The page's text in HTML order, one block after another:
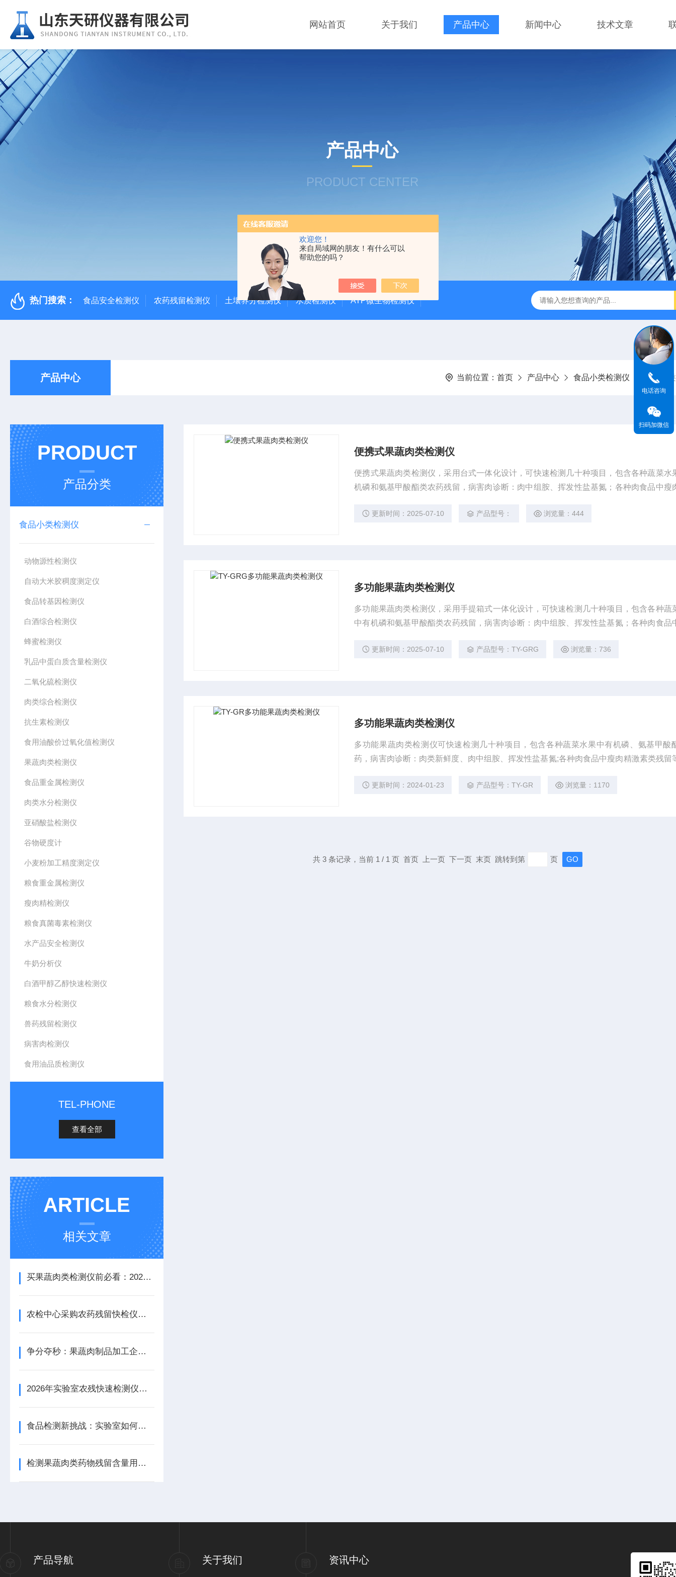
欢迎您！
来自局域网的朋友！有什么可以
帮助您的吗？
网站首页 关于我们 产品中心 新闻中心 技术文章
产品中心
PRODUCT CENTER
热门搜索： 食品安全检测仪 农药残留检测仪 土壤养分检测仪 水质检测仪 ATP微生物检测仪
产品中心 当前位置： 首页 产品中心 食品小类检测仪 果蔬肉
PRODUCT
产品分类
食品小类检测仪
动物源性检测仪
自动大米胶稠度测定仪
食品转基因检测仪
白酒综合检测仪
蜂蜜检测仪
乳品中蛋白质含量检测仪
二氧化硫检测仪
肉类综合检测仪
抗生素检测仪
食用油酸价过氧化值检测仪
果蔬肉类检测仪
食品重金属检测仪
肉类水分检测仪
亚硝酸盐检测仪
谷物硬度计
小麦粉加工精度测定仪
粮食重金属检测仪
瘦肉精检测仪
粮食真菌毒素检测仪
水产品安全检测仪
牛奶分析仪
白酒甲醇乙醇快速检测仪
粮食水分检测仪
兽药残留检测仪
病害肉检测仪
食用油品质检测仪
TEL-PHONE
查看全部
ARTICLE
相关文章
买果蔬肉类检测仪前必看：2026国产品牌横评与挑选技巧
农检中心采购农药残留快检仪器类型(型号)有哪些
争分夺秒：果蔬肉制品加工企业原料验收速检实验室仪器设备一览
2026年实验室农残快速检测仪配置指南：从基础筛查到高精度分析全覆盖
食品检测新挑战：实验室如何用果蔬肉类检测仪守护餐桌安全？
检测果蔬肉类药物残留含量用农兽药残留检测仪
便携式果蔬肉类检测仪
便携式果蔬肉类检测仪，采用台式一体化设计，可快速检测几十种项目，包含各种蔬菜水
机磷和氨基甲酸酯类农药残留，病害肉诊断：肉中组胺、挥发性盐基氮；各种肉食品中瘦
更新时间：2025-07-10 产品型号： 浏览量：444
多功能果蔬肉类检测仪
多功能果蔬肉类检测仪，采用手提箱式一体化设计，可快速检测几十种项目，包含各种蔬
中有机磷和氨基甲酸酯类农药残留，病害肉诊断：肉中组胺、挥发性盐基氮；各种肉食品
更新时间：2025-07-10 产品型号：TY-GRG 浏览量：736
多功能果蔬肉类检测仪
多功能果蔬肉类检测仪可快速检测几十种项目，包含各种蔬菜水果中有机磷、氨基甲酸
药，病害肉诊断：肉类新鲜度、肉中组胺、挥发性盐基氮;各种肉食品中瘦肉精激素类残留
更新时间：2024-01-23 产品型号：TY-GR 浏览量：1170
共 3 条记录，当前 1 / 1 页 首页 上一页 下一页 末页 跳转到第 页
产品导航 关于我们 资讯中心
电话咨询
扫码加微信